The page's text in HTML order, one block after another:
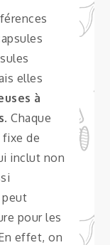
elles
à
. Chaque
de
inclut non
peut
pour les
effet, on